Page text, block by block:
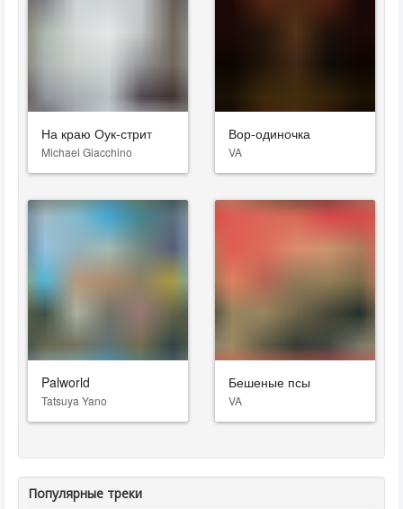
На краю Оук-стрит
Michael Giacchino
Вор-одиночка
VA
Palworld
Tatsuya Yano
Бешеные псы
VA
Популярные треки